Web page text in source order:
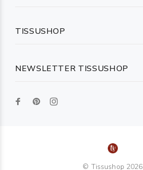
NEWSLETTER TISSUSHOP
TISSUSHOP
© Tissushop 2026